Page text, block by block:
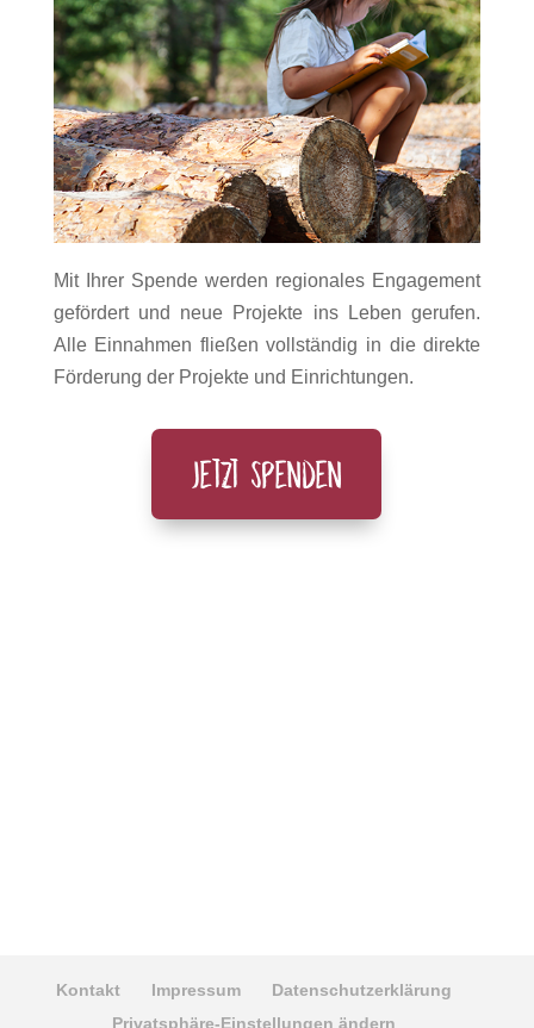
Mit Ihrer Spende werden regionales Engagement
gefördert und neue Projekte ins Leben gerufen.
Alle Einnahmen fließen vollständig in die direkte
Förderung der Projekte und Einrichtungen.
Jetzt spenden
Kontakt Impressum
Datenschutzerklärung
Privatsphäre-Einstellungen ändern